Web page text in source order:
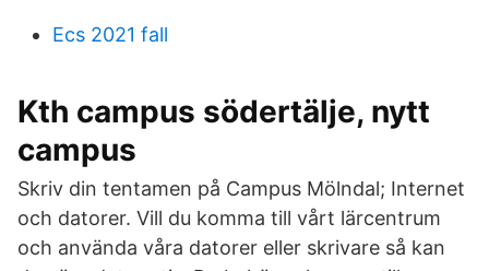
Ecs 2021 fall
Kth campus södertälje, nytt
campus
Skriv din tentamen på Campus Mölndal; Internet
och datorer. Vill du komma till vårt lärcentrum
och använda våra datorer eller skrivare så kan